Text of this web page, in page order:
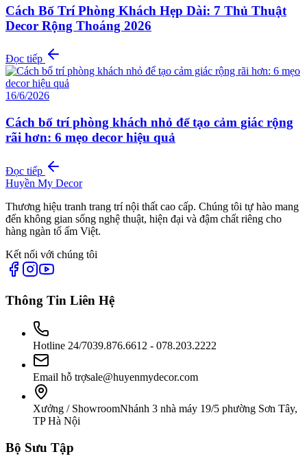
Cách Bố Trí Phòng Khách Hẹp Dài: 7 Thủ Thuật
Decor Rộng Thoáng 2026
Đọc tiếp
16/6/2026
Cách bố trí phòng khách nhỏ để tạo cảm giác rộng
rãi hơn: 6 mẹo decor hiệu quả
Đọc tiếp
Huyền My Decor
Thương hiệu tranh trang trí nội thất cao cấp. Chúng tôi tự hào mang
đến không gian sống nghệ thuật, hiện đại và đậm chất riêng cho
hàng ngàn tổ ấm Việt.
Kết nối với chúng tôi
Thông Tin Liên Hệ
Hotline 24/7039.876.6612 - 078.203.2222
Email hỗ trợsale@huyenmydecor.com
Xưởng / ShowroomNhánh 3 nhà máy 19/5 phường Sơn Tây,
TP Hà Nội
Bộ Sưu Tập